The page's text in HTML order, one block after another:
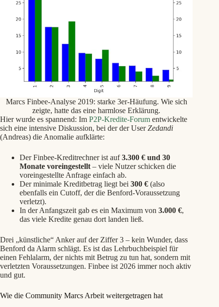
Marcs Finbee-Analyse 2019: starke 3er-Häufung. Wie sich
zeigte, hatte das eine harmlose Erklärung.
Hier wurde es spannend: Im P2P-Kredite-Forum entwickelte
sich eine intensive Diskussion, bei der der UserZedandi
(Andreas) die Anomalie aufklärte:
Der Finbee-Kreditrechner ist auf3.300 € und 30
Monate voreingestellt – viele Nutzer schicken die
voreingestellte Anfrage einfach ab.
Der minimale Kreditbetrag liegt bei 300 € (also
ebenfalls ein Cutoff, der die Benford-Voraussetzung
verletzt).
In der Anfangszeit gab es ein Maximum von 3.000 €,
das viele Kredite genau dort landen ließ.
Drei „künstliche“ Anker auf der Ziffer 3 – kein Wunder, dass
Benford da Alarm schlägt. Es ist das Lehrbuchbeispiel für
einen Fehlalarm, der nichts mit Betrug zu tun hat, sondern mit
verletzten Voraussetzungen. Finbee ist 2026 immer noch aktiv
und gut.
Wie die Community Marcs Arbeit weitergetragen hat